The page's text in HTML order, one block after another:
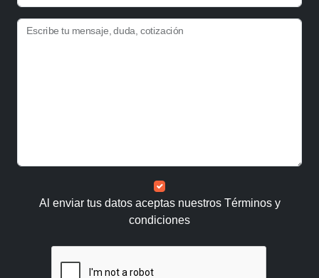
Escribe tu mensaje, duda, cotización
Al enviar tus datos aceptas nuestros Términos y
condiciones